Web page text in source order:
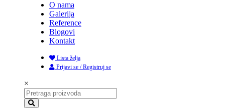
O nama
Galerija
Reference
Blogovi
Kontakt
Lista želja
Prijavi se / Registruj se
×